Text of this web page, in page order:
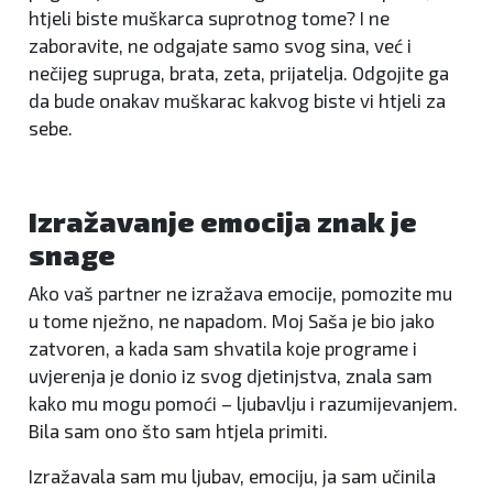
htjeli biste muškarca suprotnog tome? I ne
zaboravite, ne odgajate samo svog sina, već i
nečijeg supruga, brata, zeta, prijatelja. Odgojite ga
da bude onakav muškarac kakvog biste vi htjeli za
sebe.
Izražavanje emocija znak je
snage
Ako vaš partner ne izražava emocije, pomozite mu
u tome nježno, ne napadom. Moj Saša je bio jako
zatvoren, a kada sam shvatila koje programe i
uvjerenja je donio iz svog djetinjstva, znala sam
kako mu mogu pomoći – ljubavlju i razumijevanjem.
Bila sam ono što sam htjela primiti.
Izražavala sam mu ljubav, emociju, ja sam učinila